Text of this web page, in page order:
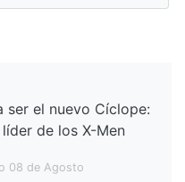
ser el nuevo Cíclope:
de los X-Men
08 de Agosto